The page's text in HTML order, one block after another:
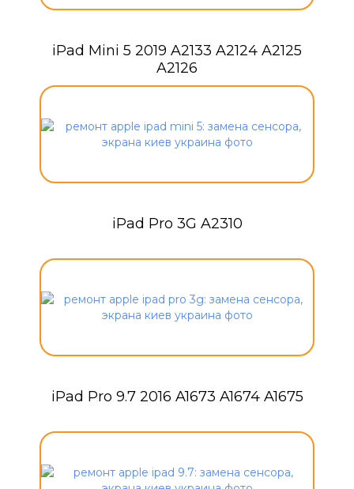
iPad Mini 5 2019 A2133 A2124 A2125
A2126
iPad Pro 3G A2310
iPad Pro 9.7 2016 A1673 A1674 A1675